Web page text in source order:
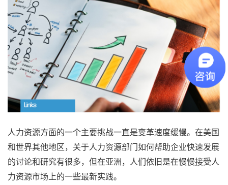
人力资源方面的一个主要挑战一直是变革速度缓慢。在美国
和世界其他地区，关于人力资源部门如何帮助企业快速发展
的讨论和研究有很多，但在亚洲，人们依旧是在慢慢接受人
力资源市场上的一些最新实践。